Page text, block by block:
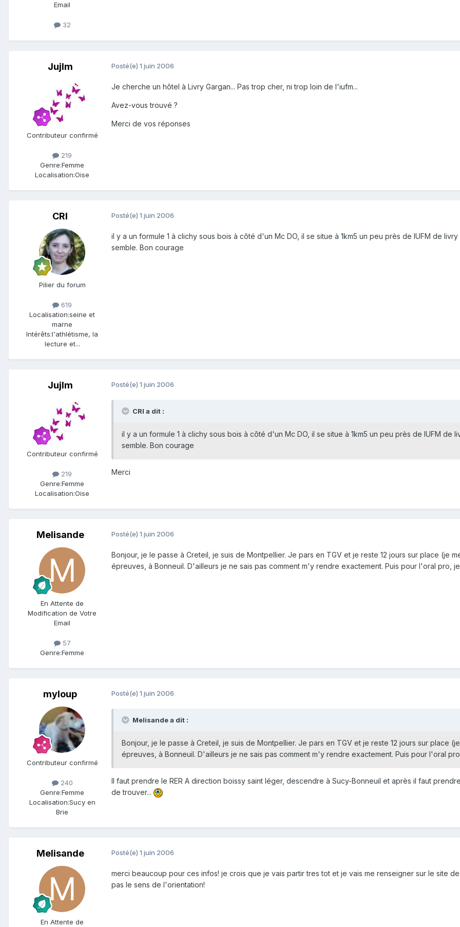
Email
32
Jujlm
Contributeur confirmé
219
Genre:Femme
Localisation:Oise
Posté(e) 1 juin 2006
Je cherche un hôtel à Livry Gargan... Pas trop cher, ni trop loin de l'iufm...
Avez-vous trouvé ?
Merci de vos réponses
CRI
Pilier du forum
619
Localisation:seine et
marne
Intérêts:l'athlétisme, la
lecture et...
Posté(e) 1 juin 2006
il y a un formule 1 à clichy sous bois à côté d'un Mc DO, il se situe à 1km5 un peu près de IUFM de
semble. Bon courage
Jujlm
Contributeur confirmé
219
Genre:Femme
Localisation:Oise
Posté(e) 1 juin 2006
CRI a dit :
il y a un formule 1 à clichy sous bois à côté d'un Mc DO, il se situe à 1km5 un peu près de IUFM de
semble. Bon courage
Merci
Melisande
En Attente de
Modification de Votre
Email
57
Genre:Femme
Posté(e) 1 juin 2006
Bonjour, je le passe à Creteil, je suis de Montpellier. Je pars en TGV et je reste 12 jours sur place (je
épreuves, à Bonneuil. D'ailleurs je ne sais pas comment m'y rendre exactement. Puis pour l'oral pro,
myloup
Contributeur confirmé
240
Genre:Femme
Localisation:Sucy en
Brie
Posté(e) 1 juin 2006
Melisande a dit :
Bonjour, je le passe à Creteil, je suis de Montpellier. Je pars en TGV et je reste 12 jours sur place
épreuves, à Bonneuil. D'ailleurs je ne sais pas comment m'y rendre exactement. Puis pour l'oral
Il faut prendre le RER A direction boissy saint léger, descendre à Sucy-Bonneuil et après il faut
de trouver...
Melisande
En Attente de
Posté(e) 1 juin 2006
merci beaucoup pour ces infos! je crois que je vais partir tres tot et je vais me renseigner sur le site
pas le sens de l'orientation!